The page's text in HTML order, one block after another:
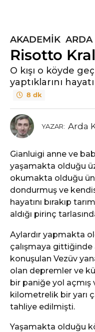
AKADEMIK ,
ARDA
Risotto
O kışı o köyde
yaptıklarını
8 dk
YAZAR: Arda
Gianluigi anne ve
yaşamakta olduğu
okumakta olduğu
dondurmuş ve
hayatını bırakıp
aldığı pirinç
Aylardır yapmakta
çalışmaya gittiğinde
konuşulan Vezüv
olan depremler ve
bir paniğe yol açmış
kilometrelik bir yarı
tahliye edilmişti.
Yaşamakta olduğu